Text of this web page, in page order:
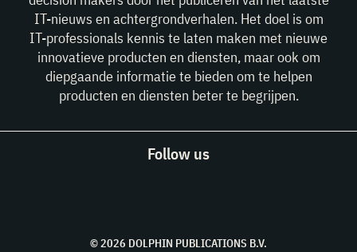
IT-nieuws en achtergrondverhalen. Het doel is om
IT-professionals kennis te laten maken met nieuwe
innovatieve producten en diensten, maar ook om
diepgaande informatie te bieden om te helpen
producten en diensten beter te begrijpen.
Follow us
© 2026 DOLPHIN PUBLICATIONS B.V.